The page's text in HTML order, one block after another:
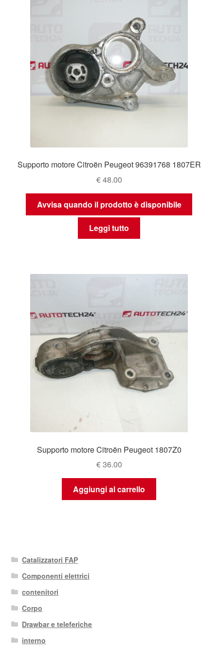
Supporto motore Citroën Peugeot 96391768 1807ER
€48.00
Avvisa quando il prodotto è disponibile
Leggi tutto
Supporto motore Citroën Peugeot 1807Z0
€36.00
Aggiungi al carrello
Catalizzatori FAP
Componenti elettrici
contenitori
Corpo
Drawbar e teleferiche
interno